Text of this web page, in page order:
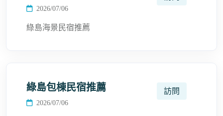
2026/07/06
綠島海景民宿推薦
綠島包棟民宿推薦
2026/07/06
訪問